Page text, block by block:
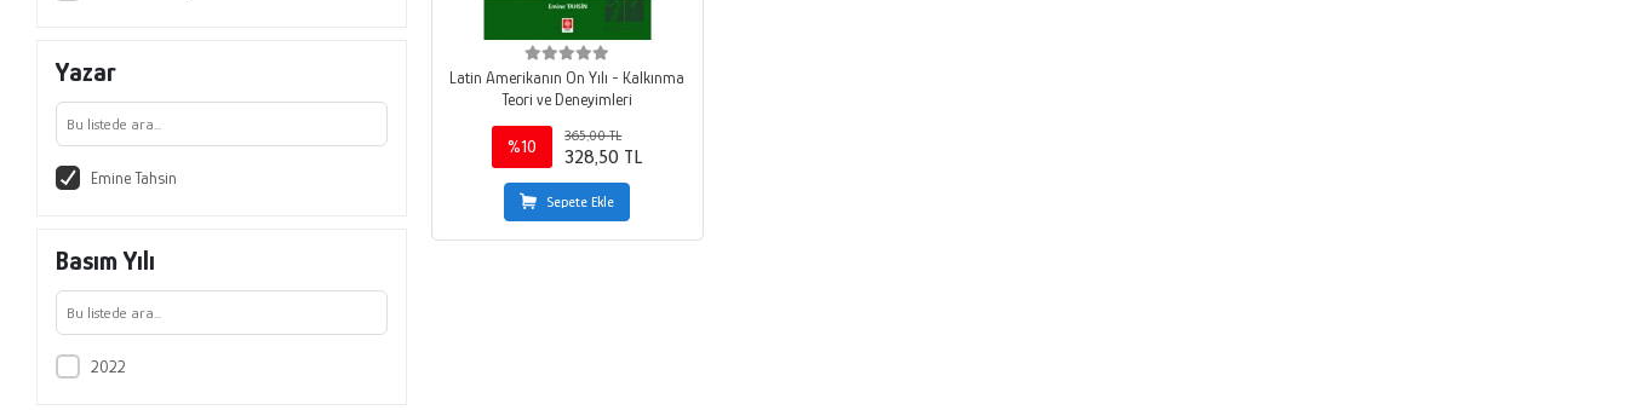
Yazar
Emine Tahsin
Basım Yılı
2022
Latin Amerikanın On Yılı - Kalkınma
Teori ve Deneyimleri
%10
365,00 TL
328,50 TL
Sepete Ekle